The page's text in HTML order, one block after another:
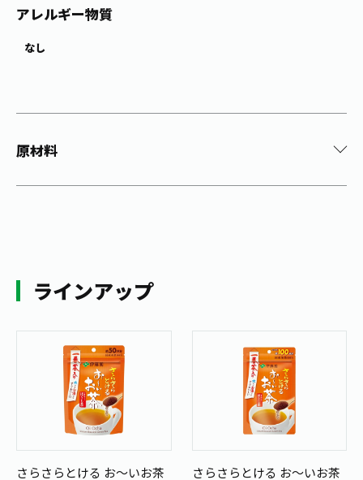
アレルギー物質
なし
原材料
ラインアップ
さらさらとける お～いお茶
さらさらとける お～いお茶